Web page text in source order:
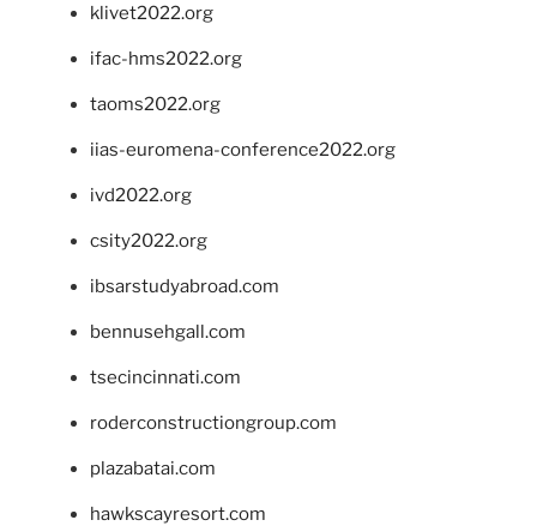
klivet2022.org
ifac-hms2022.org
taoms2022.org
iias-euromena-conference2022.org
ivd2022.org
csity2022.org
ibsarstudyabroad.com
bennusehgall.com
tsecincinnati.com
roderconstructiongroup.com
plazabatai.com
hawkscayresort.com